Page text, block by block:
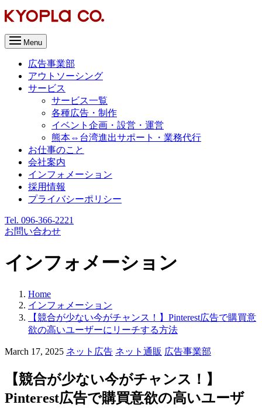
Menu
広告事業部
アウトソーシング
サービス
サービス一覧
各種広告・制作
イベント企画・設営・運営
熊本⇔台湾進出サポート・業務代行
お仕事のこと
会社案内
インフォメーション
採用情報
プライバシーポリシー
Tel. 096-366-2221
お問い合わせ
インフォメーション
Home
インフォメーション
【競合が少ない今がチャンス！】Pinterest広告で購買意
欲の高いユーザーにリーチする方法
March 17, 2025 カ
ゴ
リ
ー:
ネット広告 ネット通販 広告事業部
【競合が少ない今がチャンス！】
Pinterest広告で購買意欲の高いユーザ